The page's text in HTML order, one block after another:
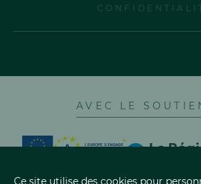
AVEC LE
Ce site utilise des cookies pour